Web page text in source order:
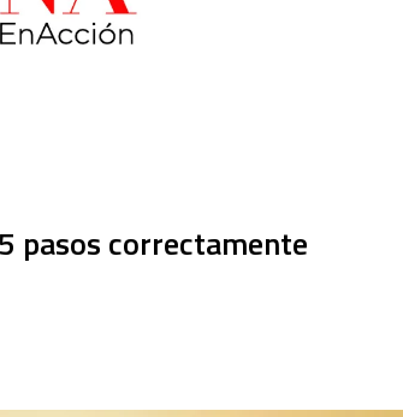
pasos correctamente